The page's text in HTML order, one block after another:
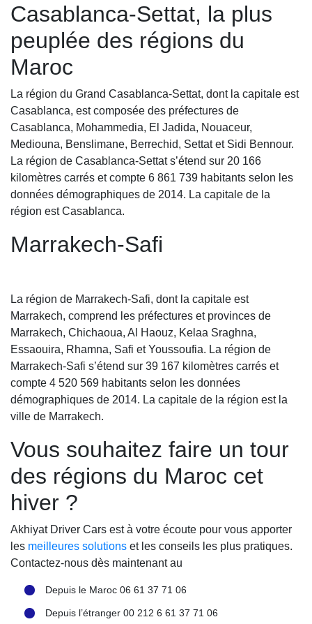
Casablanca-Settat, la plus
peuplée des régions du
Maroc
La région du Grand Casablanca-Settat, dont la capitale est
Casablanca, est composée des préfectures de
Casablanca, Mohammedia, El Jadida, Nouaceur,
Mediouna, Benslimane, Berrechid, Settat et Sidi Bennour.
La région de Casablanca-Settat s’étend sur 20 166
kilomètres carrés et compte 6 861 739 habitants selon les
données démographiques de 2014. La capitale de la
région est Casablanca.
Marrakech-Safi
La région de Marrakech-Safi, dont la capitale est
Marrakech, comprend les préfectures et provinces de
Marrakech, Chichaoua, Al Haouz, Kelaa Sraghna,
Essaouira, Rhamna, Safi et Youssoufia. La région de
Marrakech-Safi s’étend sur 39 167 kilomètres carrés et
compte 4 520 569 habitants selon les données
démographiques de 2014. La capitale de la région est la
ville de Marrakech.
Vous souhaitez faire un tour
des régions du Maroc cet
hiver ?
Akhiyat Driver Cars est à votre écoute pour vous apporter
les meilleures solutions et les conseils les plus pratiques.
Contactez-nous dès maintenant au
Depuis le Maroc 06 61 37 71 06
Depuis l’étranger 00 212 6 61 37 71 06